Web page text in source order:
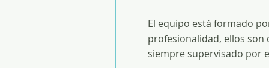
El equipo está formado
profesionalidad, ellos son
siempre supervisado por